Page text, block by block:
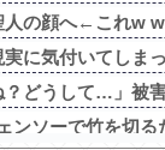
人の顔へ←これw
実に気付いてしま
？どうして…」被
ンソーで竹を切る